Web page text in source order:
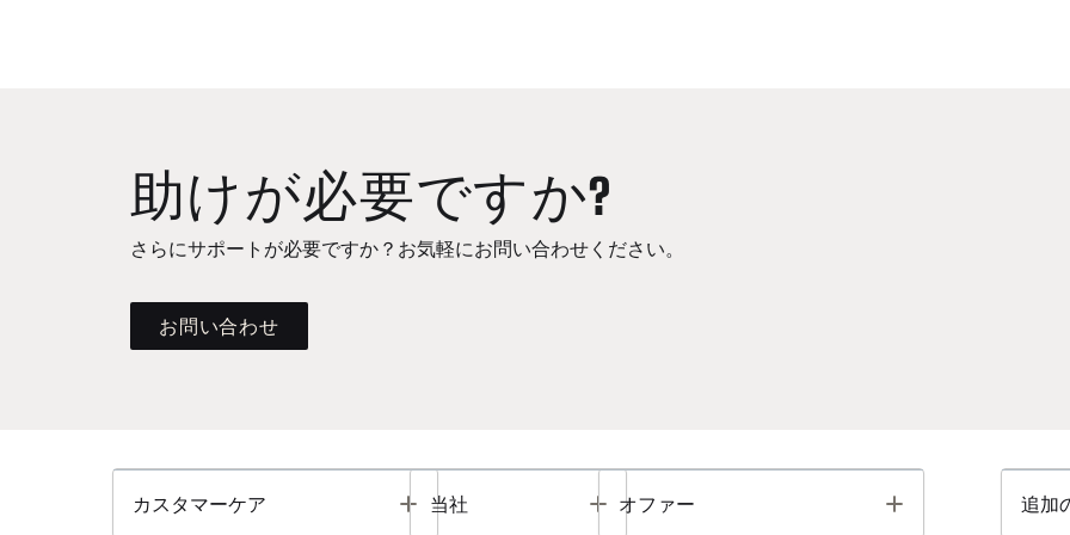
助けが必要ですか?
さらにサポートが必要ですか？お気軽にお問い合わせください。
お問い合わせ
カスタマーケア Toggle
当社 Toggle
オファー Toggle 追加